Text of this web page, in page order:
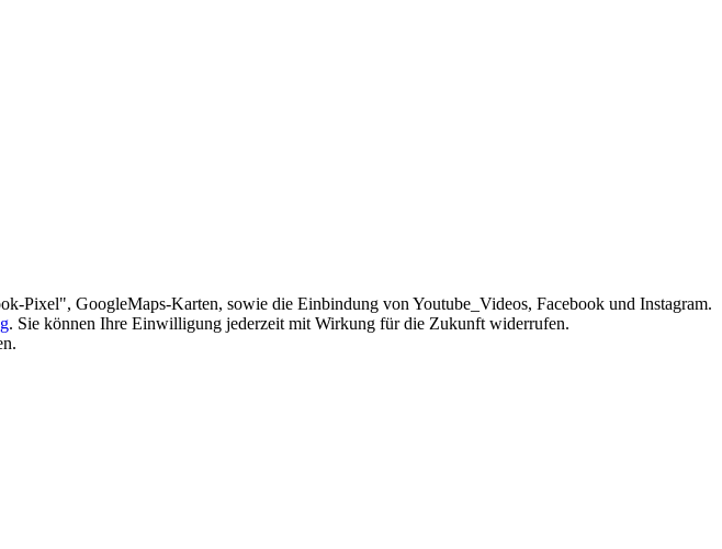
Pixel", GoogleMaps-Karten, sowie die Einbindung von Youtube_Videos, Facebook und Instagram.
. Sie können Ihre Einwilligung jederzeit mit Wirkung für die Zukunft widerrufen.